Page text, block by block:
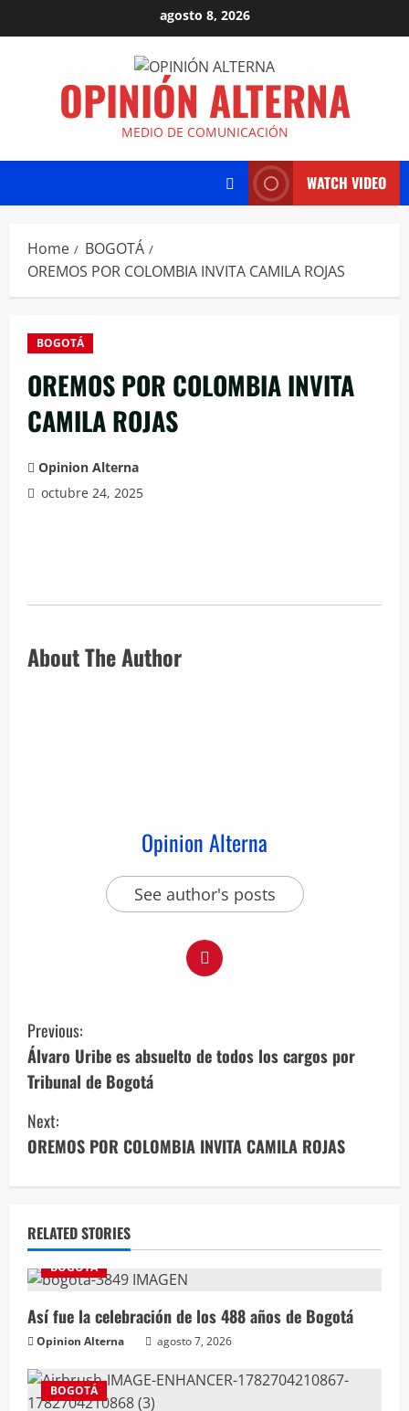
agosto 8, 2026
OPINIÓN ALTERNA
MEDIO DE COMUNICACIÓN
WATCH VIDEO
Home
BOGOTÁ
OREMOS POR COLOMBIA INVITA CAMILA ROJAS
BOGOTÁ
OREMOS POR COLOMBIA INVITA
CAMILA ROJAS
Opinion Alterna
octubre 24, 2025
About The Author
Opinion Alterna
See author's posts
Previous:
Álvaro Uribe es absuelto de todos los cargos por
Tribunal de Bogotá
Next:
OREMOS POR COLOMBIA INVITA CAMILA ROJAS
RELATED STORIES
BOGOTÁ
Así fue la celebración de los 488 años de Bogotá
Opinion Alterna agosto 7, 2026
BOGOTÁ